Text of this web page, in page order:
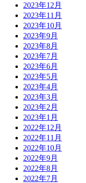
2023年12月
2023年11月
2023年10月
2023年9月
2023年8月
2023年7月
2023年6月
2023年5月
2023年4月
2023年3月
2023年2月
2023年1月
2022年12月
2022年11月
2022年10月
2022年9月
2022年8月
2022年7月